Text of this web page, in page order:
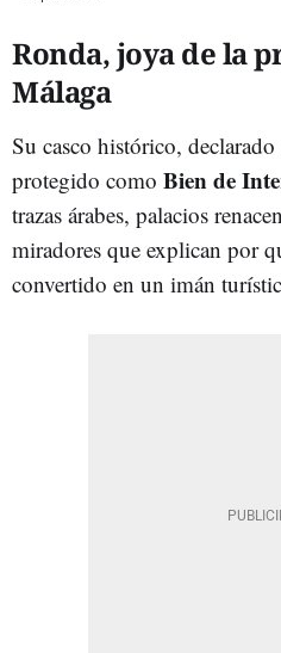
Ronda, joya de la
Málaga
Su casco histórico, declarado
protegido como Bien de
trazas árabes, palacios
miradores que explican por
convertido en un imán